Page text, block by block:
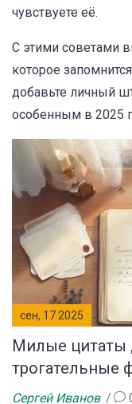
чувствуете её.
С этими советами
которое
добавьте личный
особенным в 2025
сен, 17 2025
Милые цитаты
трогательные
Сергей Иванов